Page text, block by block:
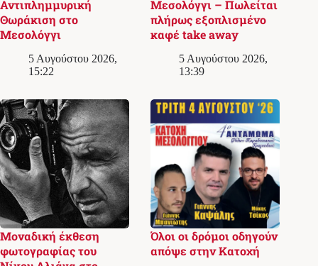
Αντιπλημμυρική
Θωράκιση στο
Μεσολόγγι
5 Αυγούστου 2026,
15:22
Μεσολόγγι – Πωλείται
πλήρως εξοπλισμένο
καφέ take away
5 Αυγούστου 2026,
13:39
Μοναδική έκθεση
φωτογραφίας του
Όλοι οι δρόμοι οδηγούν
απόψε στην Κατοχή